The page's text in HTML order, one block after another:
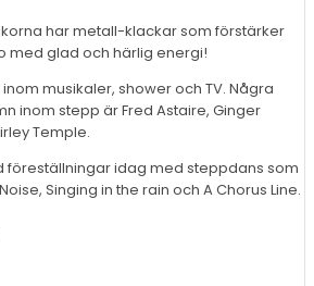
har metall-klackar som förstärker
med glad och härlig energi!
musikaler, shower och TV. Några
inom stepp är Fred Astaire, Ginger
Temple.
föreställningar idag med steppdans som
Singing in the rain och A Chorus Line.